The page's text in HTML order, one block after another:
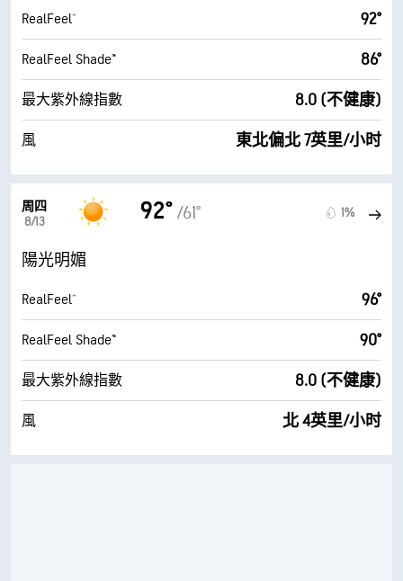
RealFeel® 92°
RealFeel Shade™ 86°
最大紫外線指數 8.0 (不健康)
風 東北偏北 7英里/小时
周四
8/13
92° /61° 1%
陽光明媚
RealFeel® 96°
RealFeel Shade™ 90°
最大紫外線指數 8.0 (不健康)
風 北 4英里/小时